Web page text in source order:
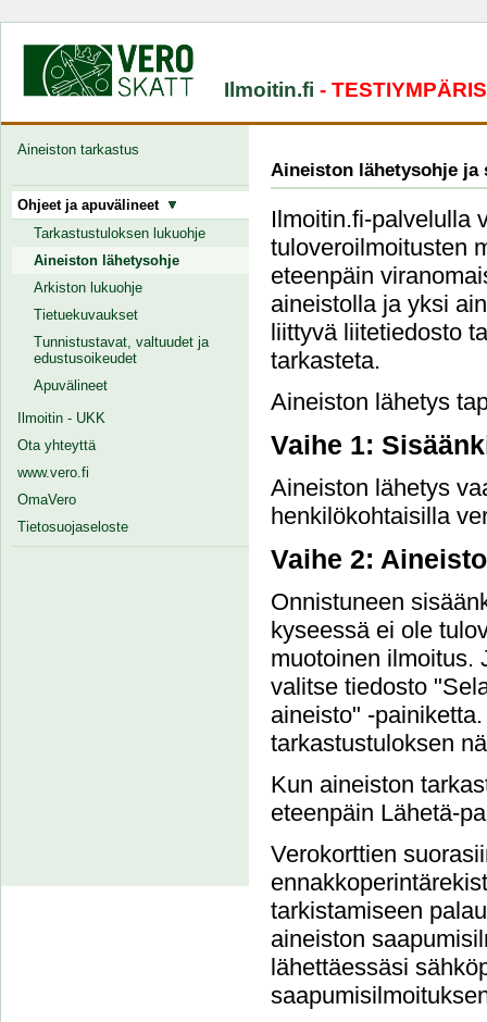
Ilmoitin.fi -
Aineiston tarkastus
Ohjeet ja apuvälineet
Tarkastustuloksen lukuohje
Aineiston lähetysohje
Arkiston lukuohje
Tietuekuvaukset
Tunnistustavat, valtuudet ja
edustusoikeudet
Apuvälineet
Ilmoitin - UKK
Ota yhteyttä
www.vero.fi
OmaVero
Tietosuojaseloste
Aineiston lähetysohje ja
Ilmoitin.fi-palvelulla
tuloveroilmoitusten
eteenpäin
aineistolla ja yksi
liittyvä liitetiedosto
tarkasteta.
Aineiston lähetys
Vaihe 1:
Aineiston lähetys
henkilökohtaisilla
Vaihe 2:
Onnistuneen
kyseessä ei ole
muotoinen ilmoitus.
valitse tiedosto
aineisto" -
tarkastustuloksen
Kun aineiston
eteenpäin Lähetä-
Verokorttien
tarkistamiseen
aineiston
lähettäessäsi